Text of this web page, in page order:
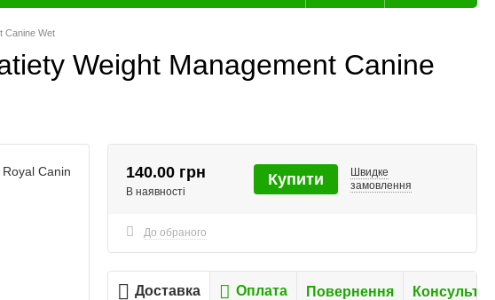
Canine Wet
Weight Management Canine
140.00 грн
В наявності
Купити
Швидке
замовлення
До обраного
Доставка Оплата Повернення